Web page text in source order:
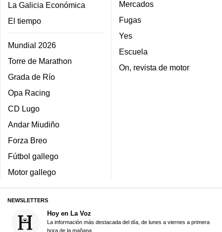
La Galicia Económica
El tiempo
Mundial 2026
Torre de Marathon
Grada de Río
Opa Racing
CD Lugo
Andar Miudiño
Forza Breo
Fútbol gallego
Motor gallego
Mercados
Fugas
Yes
Escuela
On, revista de motor
NEWSLETTERS
Hoy en La Voz
La información más destacada del día, de lunes a viernes a primera
hora de la mañana